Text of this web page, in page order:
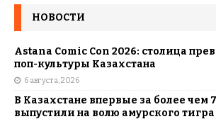
НОВОСТИ
Astana Comic Con 2026: столица
поп-культуры Казахстана
6 августа, 2026
В Казахстане впервые за более чем
выпустили на волю амурского тигра